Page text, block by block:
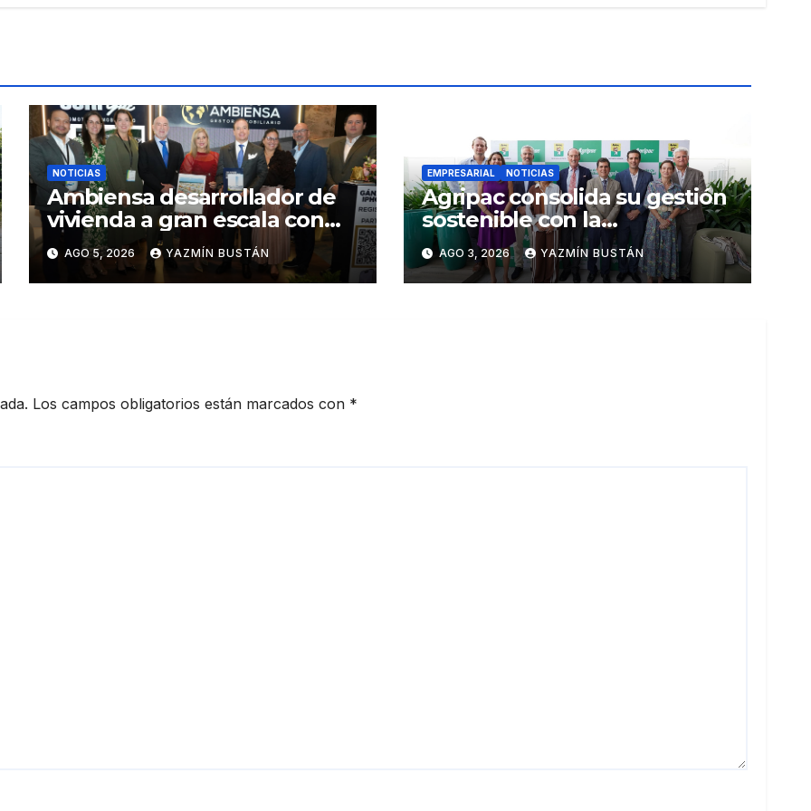
NOTICIAS
Ambiensa desarrollador de
vivienda a gran escala con
estándares internacionales
de sostenibilidad
AGO 5, 2026 YAZMÍN BUSTÁN
EMPRESARIAL NOTICIAS
Agripac consolida su gestión
sostenible con la
presentación de su octava
Memoria de Sostenibilidad
AGO 3, 2026 YAZMÍN BUSTÁN
Los campos obligatorios están marcados con *